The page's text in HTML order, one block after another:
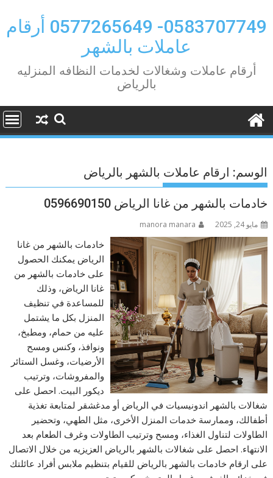
to
content
0583707749- 0577265649 أرقام
عاملات بالشهر
أرقام عاملات وشغالات لخدمات النظافه المنزليه
بالرياض
الوسم: ارقام عاملات بالشهر بالرياض
خادمات بالشهر من غانا الرياض 0596690150
مايو 24, 2025 manora manara
خادمات بالشهر من غانا
الرياض يمكنك الحصول
على خادمات بالشهر من
غانا الرياض، وذلك
للمساعدة في تنظيف
المنزل بكل ما يشتمل
عليه من حمام، ومطبخ،
ونوافذ، وكنس ومسح
الأرضيات، وغسل الستائر
والمفروشات، وترتيب
ديكور البيت. احصل على
شغالات بالشهر اندونيسيات في الرياض أو مدغشقر لمتابعة تغذية
أطفالك، وممارسة خدمات المنزل الأخرى، مثل الطهي، وتحضير
الطاولات لتناول الغذاء، ومسح وترتيب الطاولات وغرف الطعام بعد
الانتهاء. احصل على شغالات بالشهر بالرياض العزيزيه من خلال الاتصال
على ارقام خادمات بالشهر بالرياض للقيام بتنظيم ملابس أفراد عائلتك